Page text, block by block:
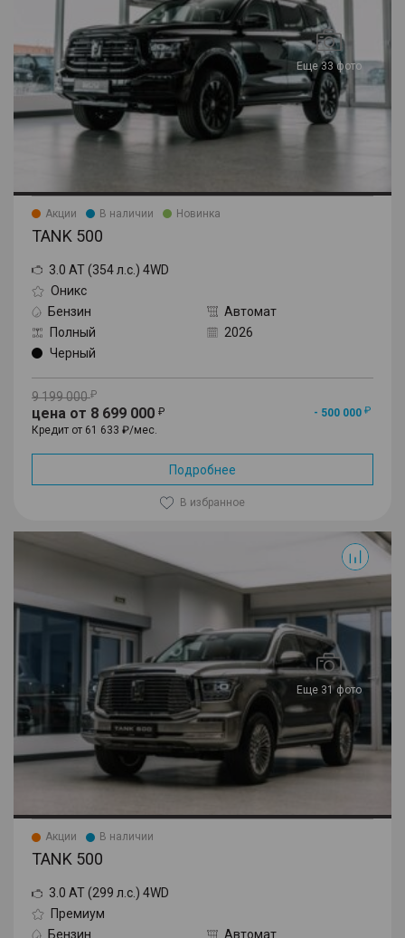
Еще 33 фото
Акции В наличии Новинка
TANK 500
3.0 AT (354 л.с.) 4WD
Оникс
Бензин
Автомат
Полный
2026
Черный
9 199 000
цена от 8 699 000
- 500 000
Кредит от 61 633 ₽/мес.
Подробнее
В избранное
Еще 31 фото
Акции В наличии
TANK 500
3.0 AT (299 л.с.) 4WD
Премиум
Бензин
Автомат